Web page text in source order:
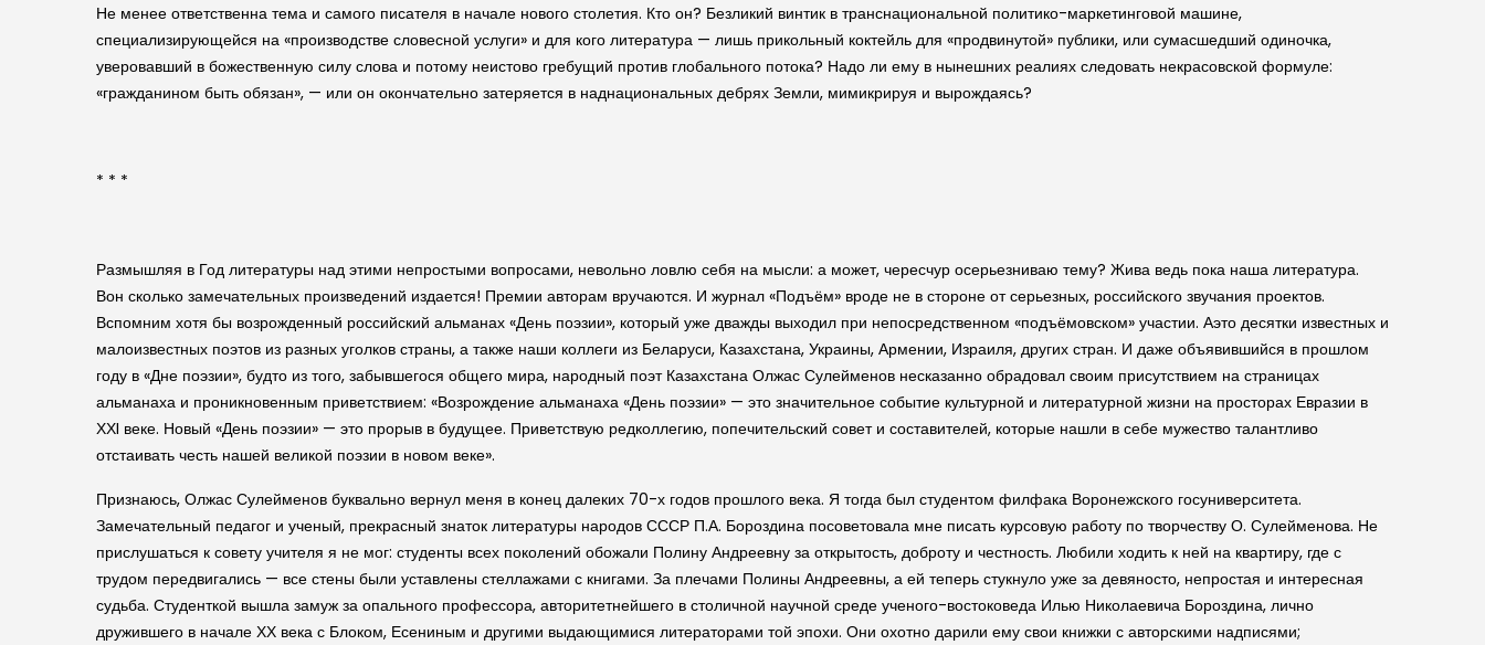
Не менее ответственна тема и самого писателя в начале нового столетия. Кто он? Безликий винтик в транснациональной политико-маркетинговой машине,
специализирующейся на «производстве словесной услуги» и для кого литература — лишь прикольный коктейль для «продвинутой» публики, или сумасшедший одиночка,
уверовавший в божественную силу слова и потому неистово гребущий против глобального потока? Надо ли ему в нынешних реалиях следовать некрасовской формуле:
«гражданином быть обязан», — или он окончательно затеряется в наднациональных дебрях Земли, мимикрируя и вырождаясь?
* * *
Размышляя в Год литературы над этими непростыми вопросами, невольно ловлю себя на мысли: а может, чересчур осерьезниваю тему? Жива ведь пока наша литература.
Вон сколько замечательных произведений издается! Премии авторам вручаются. И журнал «Подъём» вроде не в стороне от серьезных, российского звучания проектов.
Вспомним хотя бы возрожденный российский альманах «День поэзии», который уже дважды выходил при непосредственном «подъёмовском» участии. Аэто десятки известных и
малоизвестных поэтов из разных уголков страны, а также наши коллеги из Беларуси, Казахстана, Украины, Армении, Израиля, других стран. И даже объявившийся в прошлом
году в «Дне поэзии», будто из того, забывшегося общего мира, народный поэт Казахстана Олжас Сулейменов несказанно обрадовал своим присутствием на страницах
альманаха и проникновенным приветствием: «Возрождение альманаха «День поэзии» — это значительное событие культурной и литературной жизни на просторах Евразии в
ХХI веке. Новый «День поэзии» — это прорыв в будущее. Приветствую редколлегию, попечительский совет и составителей, которые нашли в себе мужество талантливо
отстаивать честь нашей великой поэзии в новом веке».
Признаюсь, Олжас Сулейменов буквально вернул меня в конец далеких 70-х годов прошлого века. Я тогда был студентом филфака Воронежского госуниверситета.
Замечательный педагог и ученый, прекрасный знаток литературы народов СССР П.А. Бороздина посоветовала мне писать курсовую работу по творчеству О. Сулейменова. Не
прислушаться к совету учителя я не мог: студенты всех поколений обожали Полину Андреевну за открытость, доброту и честность. Любили ходить к ней на квартиру, где с
трудом передвигались — все стены были уставлены стеллажами с книгами. За плечами Полины Андреевны, а ей теперь стукнуло уже за девяносто, непростая и интересная
судьба. Студенткой вышла замуж за опального профессора, авторитетнейшего в столичной научной среде ученого-востоковеда Илью Николаевича Бороздина, лично
дружившего в начале ХХ века с Блоком, Есениным и другими выдающимися литераторами той эпохи. Они охотно дарили ему свои книжки с авторскими надписями;